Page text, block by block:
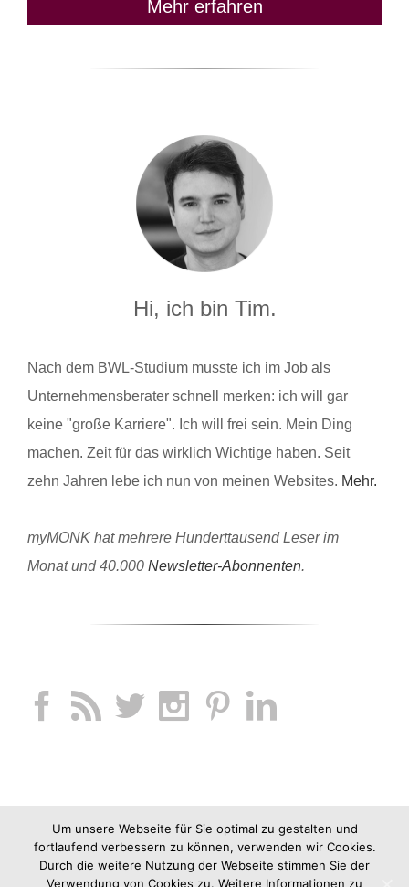
Mehr erfahren
Hi, ich bin Tim.
Nach dem BWL-Studium musste ich im Job als
Unternehmensberater schnell merken: ich will gar
keine "große Karriere". Ich will frei sein. Mein Ding
machen. Zeit für das wirklich Wichtige haben. Seit
zehn Jahren lebe ich nun von meinen Websites. Mehr.
myMONK hat mehrere Hunderttausend Leser im
Monat und 40.000 Newsletter-Abonnenten.
Um unsere Webseite für Sie optimal zu gestalten und
fortlaufend verbessern zu können, verwenden wir Cookies.
Durch die weitere Nutzung der Webseite stimmen Sie der
Verwendung von Cookies zu. Weitere Informationen zu